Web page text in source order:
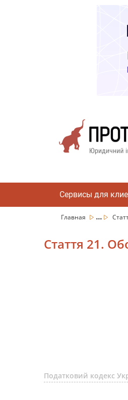
Сервисы для
Главная ...
Стаття 21.
Податковий кодекс